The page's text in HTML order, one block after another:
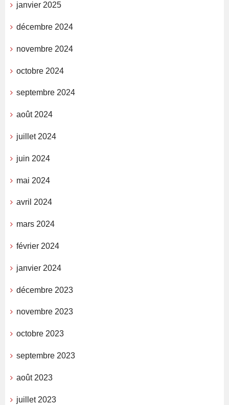
janvier 2025
décembre 2024
novembre 2024
octobre 2024
septembre 2024
août 2024
juillet 2024
juin 2024
mai 2024
avril 2024
mars 2024
février 2024
janvier 2024
décembre 2023
novembre 2023
octobre 2023
septembre 2023
août 2023
juillet 2023